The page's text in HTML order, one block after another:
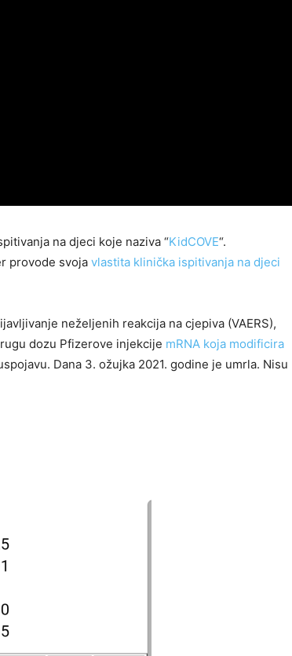
na djeci koje naziva “KidCOVE“.
provode svoja vlastita klinička ispitivanja na djeci
neželjenih reakcija na cjepiva (VAERS),
dozu Pfizerove injekcije mRNA koja modificira
Dana 3. ožujka 2021. godine je umrla. Nisu